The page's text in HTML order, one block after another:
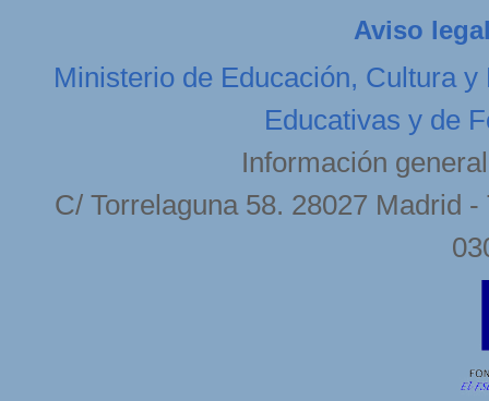
Aviso
Ministerio de Educación, Cultura y
Educativas y de
Información
C/ Torrelaguna 58. 28027 Madrid